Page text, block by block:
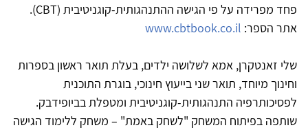
פחד מפרידה על פי הגישה ההתנהגותית-קוגניטיבית (CBT).
אתר הספר: www.cbtbook.co.il
שלי זאנטקרן, אמא לשלושה ילדים, בעלת תואר ראשון בספרות
וחינוך מיוחד, תואר שני בייעוץ חינוכי, בוגרת התוכנית
לפסיכותרפיה התנהגותית-קוגניטיבית ומטפלת בביופידבק.
שותפה בפיתוח המשחק "לשחק באמת" – משחק ללימוד הגישה